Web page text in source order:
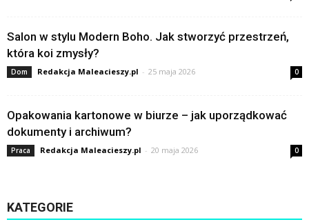
Salon w stylu Modern Boho. Jak stworzyć przestrzeń,
która koi zmysły?
Dom Redakcja Maleacieszy.pl - 25 maja 2026 0
Opakowania kartonowe w biurze – jak uporządkować
dokumenty i archiwum?
Praca Redakcja Maleacieszy.pl - 20 maja 2026 0
KATEGORIE